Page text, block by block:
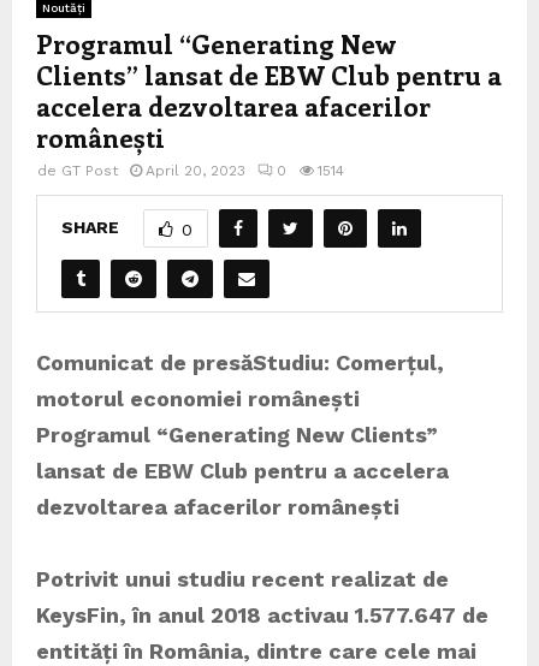
Noutăți
Programul “Generating New
Clients” lansat de EBW Club pentru a
accelera dezvoltarea afacerilor
românești
de GT Post April 20, 2023 0 1514
SHARE 0
Comunicat de presăStudiu: Comerțul,
motorul economiei românești
Programul “Generating New Clients”
lansat de EBW Club pentru a accelera
dezvoltarea afacerilor românești
Potrivit unui studiu recent realizat de
KeysFin, în anul 2018 activau 1.577.647 de
entități în România, dintre care cele mai